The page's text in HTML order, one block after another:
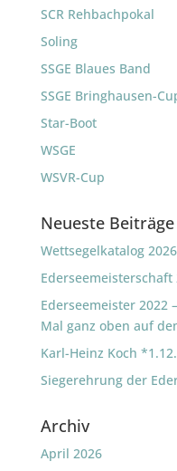
SCR Rehbachpokal
Soling
SSGE Blaues Band
SSGE Bringhausen-
Star-Boot
WSGE
WSVR-Cup
Neueste Beiträge
Wettsegelkatalog 2026
Ederseemeisterschaft
Ederseemeister 2022
Mal ganz oben auf
Karl-Heinz Koch
Siegerehrung der
Archiv
April 2026